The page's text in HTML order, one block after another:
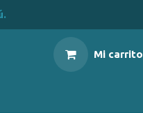
Mi carrito